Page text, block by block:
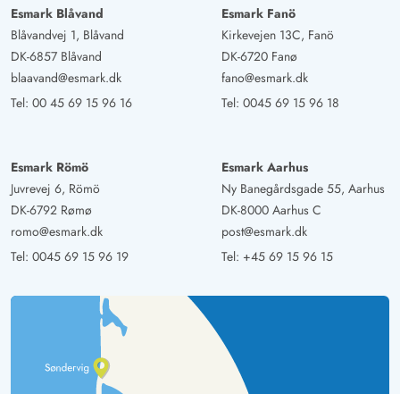
Esmark Blåvand
Blåvandvej 1, Blåvand
DK-6857 Blåvand
blaavand@esmark.dk
Tel: 00 45 69 15 96 16
Esmark Fanö
Kirkevejen 13C, Fanö
DK-6720 Fanø
fano@esmark.dk
Tel: 0045 69 15 96 18
Esmark Römö
Juvrevej 6, Römö
DK-6792 Rømø
romo@esmark.dk
Tel: 0045 69 15 96 19
Esmark Aarhus
Ny Banegårdsgade 55, Aarhus
DK-8000 Aarhus C
post@esmark.dk
Tel: +45 69 15 96 15